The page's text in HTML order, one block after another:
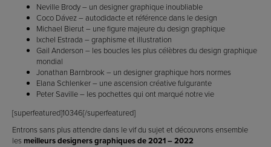
Neville Brody – un designer graphique inoubliable
Coco Dávez – autodidacte et référence dans le design
Michael Bierut – une figure majeure du design graphique
Ixchel Estrada – graphisme et illustration
Gail Anderson – les boucles les plus célèbres du design graphique
mondial
Jonathan Barnbrook – un designer graphique hors normes
Elana Schlenker – une ascension créative fulgurante
Peter Saville – les pochettes qui ont marqué notre vie
[superfeatured]10346[/superfeatured]
Entrons sans plus attendre dans le vif du sujet et découvrons ensemble
les meilleurs designers graphiques de 2021 – 2022